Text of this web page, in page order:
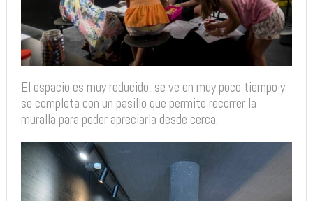
El espacio es muy reducido, se ve en muy poco tiempo y
se completa con un pasillo que permite recorrer la
muralla para poder apreciarla desde cerca.